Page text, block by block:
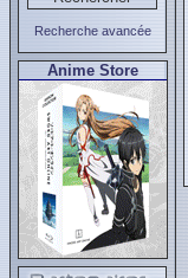
Recherche avancée
Anime Store